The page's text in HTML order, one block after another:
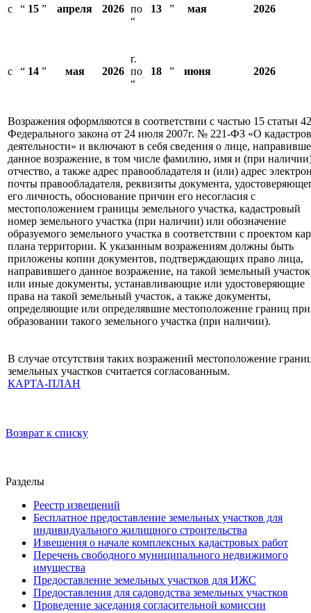
с “ 15 ” апреля 2026 по
“
13 ” мая 2026
с “ 14 ” мая 2026
г.
по
“
18 ” июня 2026
Возражения оформляются в соответствии с частью 15 статьи
Федерального закона от 24 июля 2007г. № 221-ФЗ «О
деятельности» и включают в себя сведения о лице,
данное возражение, в том числе фамилию, имя и (при
отчество, а также адрес правообладателя и (или) адрес
почты правообладателя, реквизиты документа,
его личность, обоснование причин его несогласия с
местоположением границы земельного участка, кадастровый
номер земельного участка (при наличии) или обозначение
образуемого земельного участка в соответствии с проектом
плана территории. К указанным возражениям должны быть
приложены копии документов, подтверждающих право лица,
направившего данное возражение, на такой земельный
или иные документы, устанавливающие или удостоверяющие
права на такой земельный участок, а также документы,
определяющие или определявшие местоположение границ при
образовании такого земельного участка (при наличии).
В случае отсутствия таких возражений местоположение
земельных участков считается согласованным.
КАРТА-ПЛАН
Возврат к списку
Разделы
Реестр извещений
Бесплатное предоставление земельных участков для
индивидуального жилищного строительства
Извещения о начале комплексных кадастровых работ
Перечень свободного муниципального недвижимого
имущества
Предоставление земельных участков для ИЖС
Предоставления для садоводства земельных участков
Проведение заседания согласительной комиссии